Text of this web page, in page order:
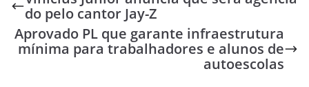
do pelo cantor Jay-Z
Aprovado PL que garante infraestrutura
mínima para trabalhadores e alunos de
autoescolas